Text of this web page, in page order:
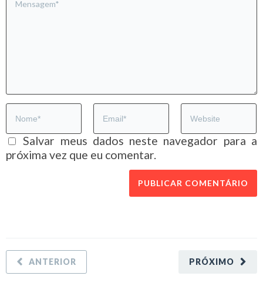
Salvar meus dados neste navegador para a
próxima vez que eu comentar.
PRÓXIMO
ANTERIOR